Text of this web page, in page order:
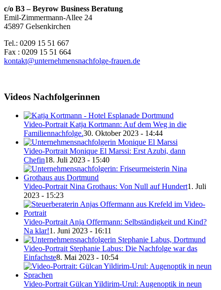
c/o B3 – Beyrow Business Beratung
Emil-Zimmermann-Allee 24
45897 Gelsenkirchen
Tel.: 0209 15 51 667
Fax : 0209 15 51 664
kontakt@unternehmensnachfolge-frauen.de
Videos Nachfolgerinnen
Video-Portrait Katja Kortmann: Auf dem Weg in die
Familiennachfolge.30. Oktober 2023 - 14:44
Video-Portrait Monique El Marssi: Erst Azubi, dann
Chefin18. Juli 2023 - 15:40
Video-Portrait Nina Grothaus: Von Null auf Hundert1. Juli
2023 - 15:23
Video-Portrait Anja Offermann: Selbständigkeit und Kind?
Na klar!1. Juni 2023 - 16:11
Video-Portrait Stephanie Labus: Die Nachfolge war das
Einfachste8. Mai 2023 - 10:54
Video-Portrait Gülcan Yildirim-Urul: Augenoptik in neun